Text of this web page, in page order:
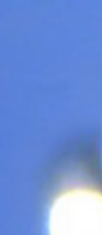
民間流傳
氣」的水
這個節氣
是八月八
因為父親
的關係，
沒有母親
父親為家
可不亞於
趁著一年
爸表達出
相信平日